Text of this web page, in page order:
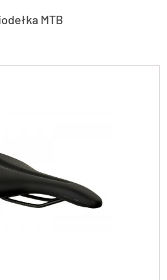
>>>
Key Cable
89,00 zł*
MTB